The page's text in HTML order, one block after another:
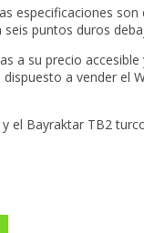
especificaciones
puntos duros
a su precio
a vender
Bayraktar TB2